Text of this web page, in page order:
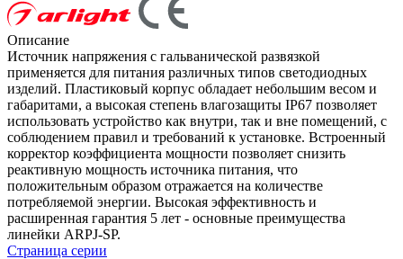
Описание
Источник напряжения с гальванической развязкой
применяется для питания различных типов светодиодных
изделий. Пластиковый корпус обладает небольшим весом и
габаритами, а высокая степень влагозащиты IP67 позволяет
использовать устройство как внутри, так и вне помещений, с
соблюдением правил и требований к установке. Встроенный
корректор коэффициента мощности позволяет снизить
реактивную мощность источника питания, что
положительным образом отражается на количестве
потребляемой энергии. Высокая эффективность и
расширенная гарантия 5 лет - основные преимущества
линейки ARPJ-SP.
Страница серии